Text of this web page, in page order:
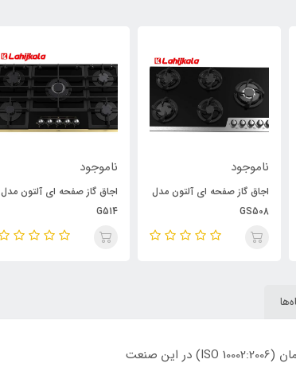
ناموجود
اجاق گاز صفحه ای آلتون مدل
GS508
ناموجود
اجاق گاز صفحه ای آلتون مدل
G514